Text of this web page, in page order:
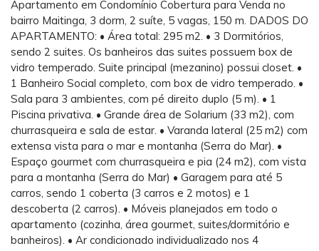
Apartamento em Condomínio Cobertura para Venda no
bairro Maitinga, 3 dorm, 2 suíte, 5 vagas, 150 m. DADOS DO
APARTAMENTO: • Área total: 295 m2. • 3 Dormitórios,
sendo 2 suites. Os banheiros das suites possuem box de
vidro temperado. Suite principal (mezanino) possui closet. •
1 Banheiro Social completo, com box de vidro temperado. •
Sala para 3 ambientes, com pé direito duplo (5 m). • 1
Piscina privativa. • Grande área de Solarium (33 m2), com
churrasqueira e sala de estar. • Varanda lateral (25 m2) com
extensa vista para o mar e montanha (Serra do Mar). •
Espaço gourmet com churrasqueira e pia (24 m2), com vista
para a montanha (Serra do Mar) • Garagem para até 5
carros, sendo 1 coberta (3 carros e 2 motos) e 1
descoberta (2 carros). • Móveis planejados em todo o
apartamento (cozinha, área gourmet, suites/dormitório e
banheiros). • Ar condicionado individualizado nos 4